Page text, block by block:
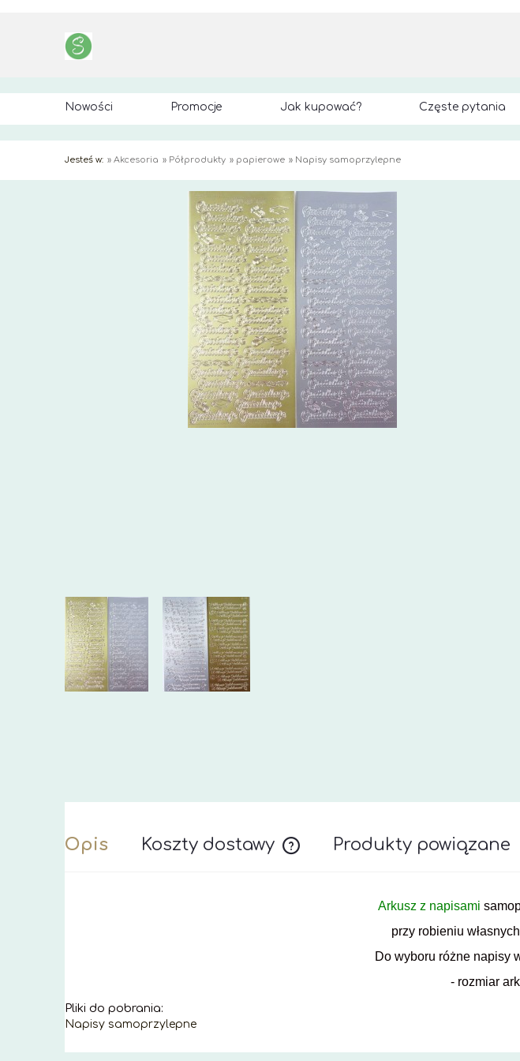
Nowości Promocje Jak kupować? Częste pytania
Jesteś w: » Akcesoria » Półprodukty » papierowe » Napisy samoprzylepne
Opis Koszty dostawy Produkty powiązane
Arkusz z napisami
przy robieniu
Do wyboru różne napisy
- rozmiar
Pliki do pobrania:
Napisy samoprzylepne